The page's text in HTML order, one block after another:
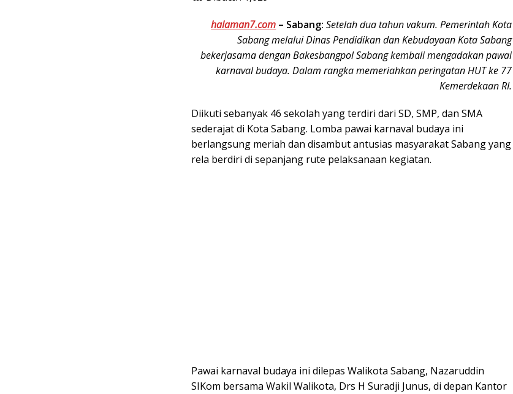
halaman7.com – Sabang: Setelah dua tahun vakum. Pemerintah Kota
Sabang melalui Dinas Pendidikan dan Kebudayaan Kota Sabang
bekerjasama dengan Bakesbangpol Sabang kembali mengadakan pawai
karnaval budaya. Dalam rangka memeriahkan peringatan HUT ke 77
Kemerdekaan RI.
Diikuti sebanyak 46 sekolah yang terdiri dari SD, SMP, dan SMA
sederajat di Kota Sabang. Lomba pawai karnaval budaya ini
berlangsung meriah dan disambut antusias masyarakat Sabang yang
rela berdiri di sepanjang rute pelaksanaan kegiatan.
Pawai karnaval budaya ini dilepas Walikota Sabang, Nazaruddin
SIKom bersama Wakil Walikota, Drs H Suradji Junus, di depan Kantor